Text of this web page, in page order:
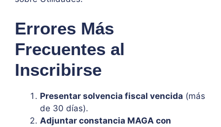
Errores Más
Frecuentes al
Inscribirse
Presentar solvencia fiscal vencida (más
de 30 días).
Adjuntar constancia MAGA con